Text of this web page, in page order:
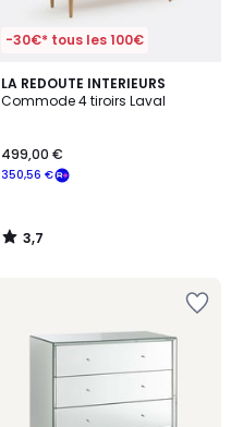
-30€* tous les 100€
LA REDOUTE INTERIEURS
Commode 4 tiroirs Laval
350,56 €
499,00 €
3,7
/ 5
3,7
/